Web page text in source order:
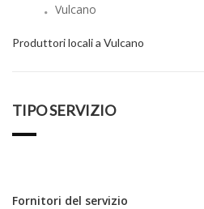
Vulcano
Produttori locali a Vulcano
TIPO SERVIZIO
Fornitori del servizio